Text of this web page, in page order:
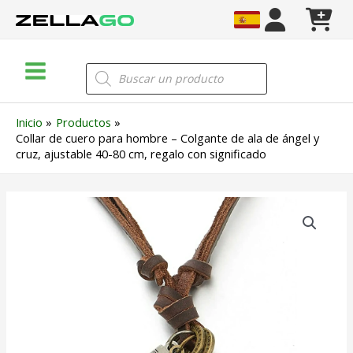
Menu
Búsqueda
de
productos
Inicio
Productos
Collar de cuero para hombre – Colgante de ala de ángel y
cruz, ajustable 40-80 cm, regalo con significado